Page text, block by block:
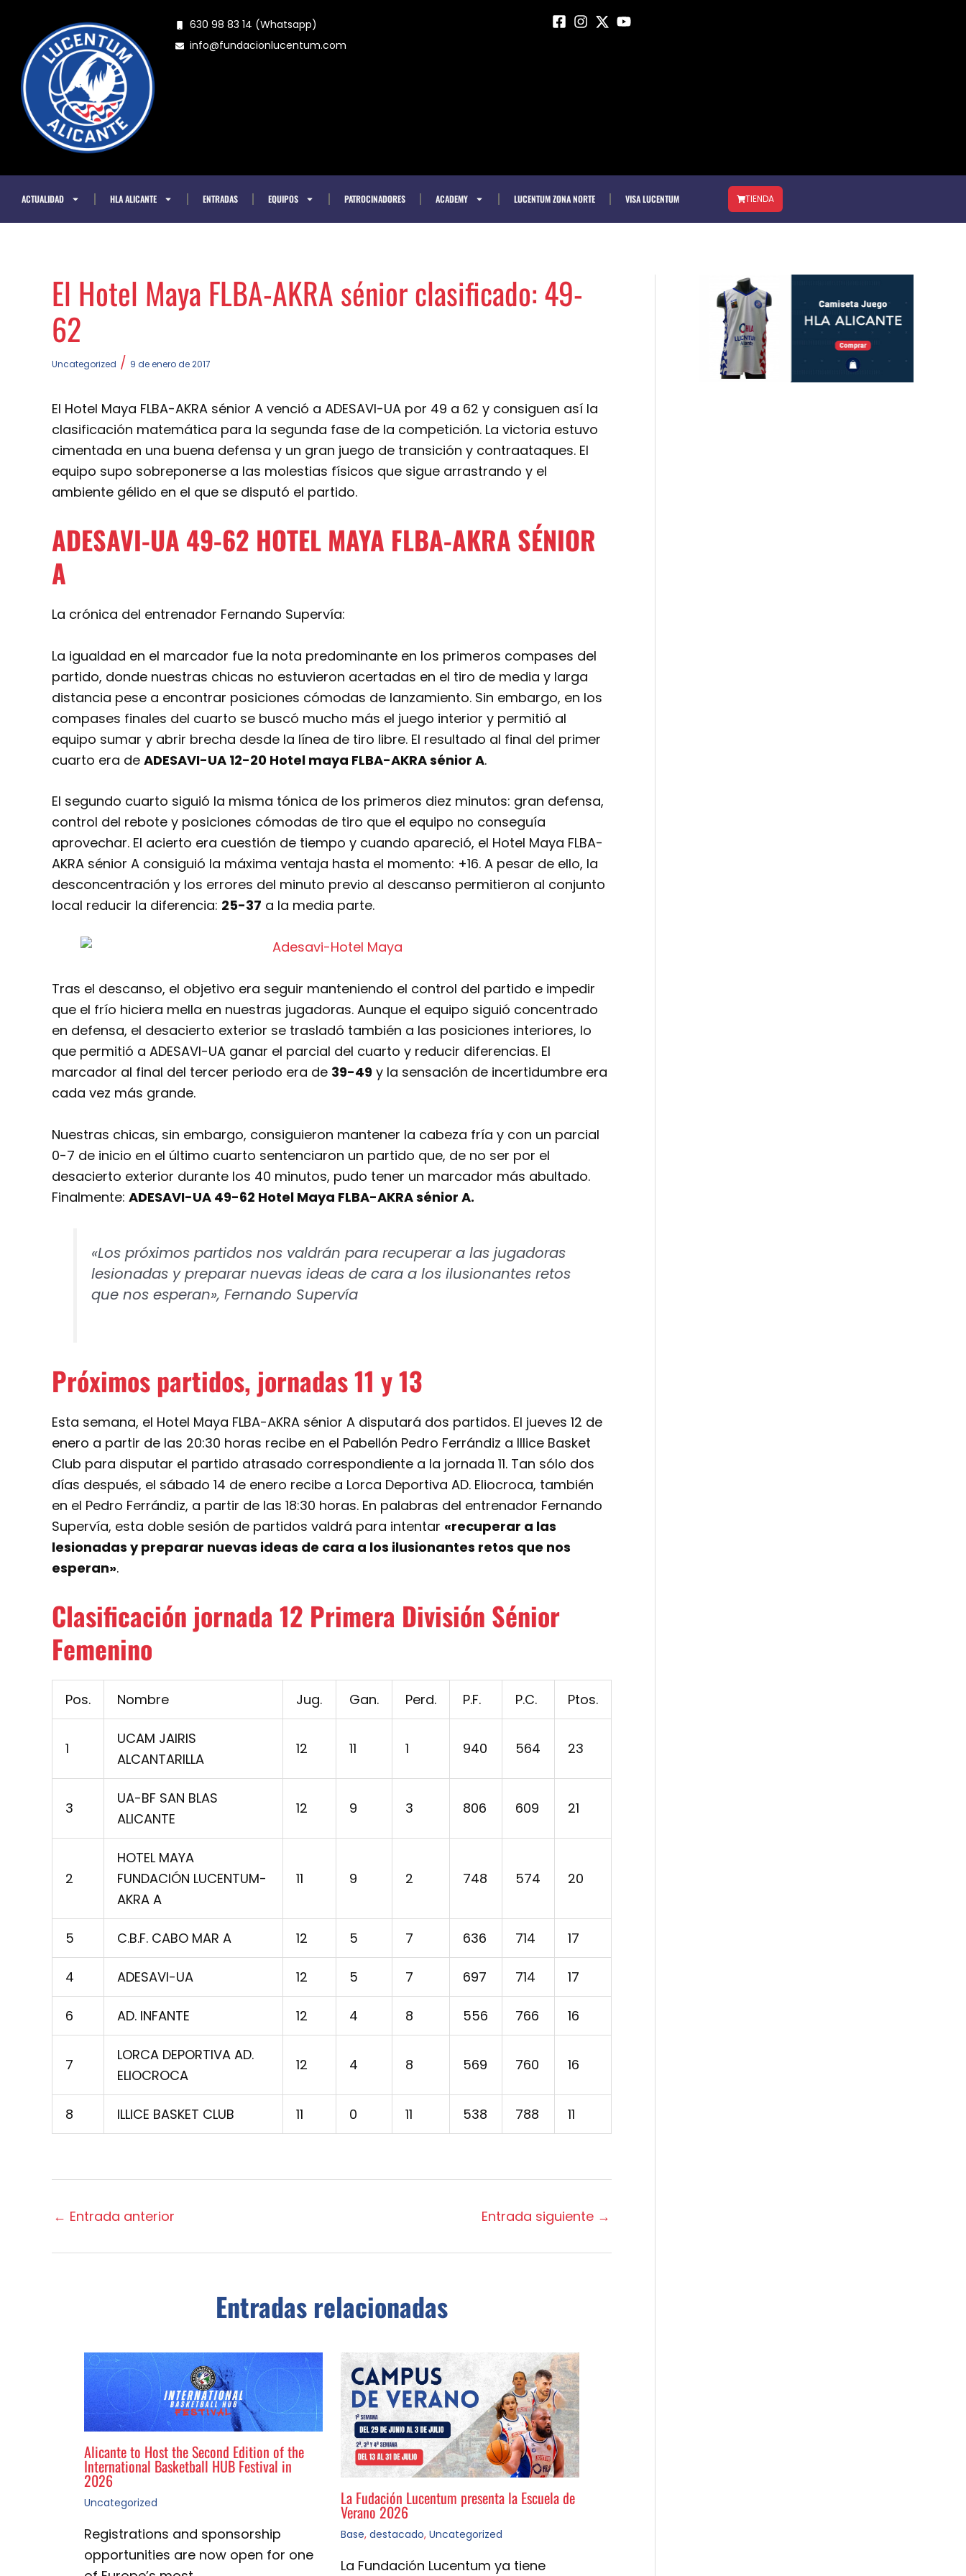
contenido
630 98 83 14 (Whatsapp)
info@fundacionlucentum.com
ACTUALIDAD HLA ALICANTE ENTRADAS EQUIPOS PATROCINADORES ACADEMY LUCENTUM ZONA NORTE VISA LUCENTUM TIENDA
El Hotel Maya FLBA-AKRA sénior clasificado: 49-
62
Uncategorized / 9 de enero de 2017
El Hotel Maya FLBA-AKRA sénior A venció a ADESAVI-UA por 49 a 62 y consiguen así la
clasificación matemática para la segunda fase de la competición. La victoria estuvo
cimentada en una buena defensa y un gran juego de transición y contraataques. El
equipo supo sobreponerse a las molestias físicos que sigue arrastrando y el
ambiente gélido en el que se disputó el partido.
ADESAVI-UA 49-62 HOTEL MAYA FLBA-AKRA SÉNIOR
A
La crónica del entrenador Fernando Supervía:
La igualdad en el marcador fue la nota predominante en los primeros compases del
partido, donde nuestras chicas no estuvieron acertadas en el tiro de media y larga
distancia pese a encontrar posiciones cómodas de lanzamiento. Sin embargo, en los
compases finales del cuarto se buscó mucho más el juego interior y permitió al
equipo sumar y abrir brecha desde la línea de tiro libre. El resultado al final del primer
cuarto era de ADESAVI-UA 12-20 Hotel maya FLBA-AKRA sénior A.
El segundo cuarto siguió la misma tónica de los primeros diez minutos: gran defensa,
control del rebote y posiciones cómodas de tiro que el equipo no conseguía
aprovechar. El acierto era cuestión de tiempo y cuando apareció, el Hotel Maya FLBA-
AKRA sénior A consiguió la máxima ventaja hasta el momento: +16. A pesar de ello, la
desconcentración y los errores del minuto previo al descanso permitieron al conjunto
local reducir la diferencia: 25-37 a la media parte.
Tras el descanso, el objetivo era seguir manteniendo el control del partido e impedir
que el frío hiciera mella en nuestras jugadoras. Aunque el equipo siguió concentrado
en defensa, el desacierto exterior se trasladó también a las posiciones interiores, lo
que permitió a ADESAVI-UA ganar el parcial del cuarto y reducir diferencias. El
marcador al final del tercer periodo era de 39-49 y la sensación de incertidumbre era
cada vez más grande.
Nuestras chicas, sin embargo, consiguieron mantener la cabeza fría y con un parcial
0-7 de inicio en el último cuarto sentenciaron un partido que, de no ser por el
desacierto exterior durante los 40 minutos, pudo tener un marcador más abultado.
Finalmente: ADESAVI-UA 49-62 Hotel Maya FLBA-AKRA sénior A.
«Los próximos partidos nos valdrán para recuperar a las jugadoras
lesionadas y preparar nuevas ideas de cara a los ilusionantes retos
que nos esperan», Fernando Supervía
Próximos partidos, jornadas 11 y 13
Esta semana, el Hotel Maya FLBA-AKRA sénior A disputará dos partidos. El jueves 12 de
enero a partir de las 20:30 horas recibe en el Pabellón Pedro Ferrándiz a Illice Basket
Club para disputar el partido atrasado correspondiente a la jornada 11. Tan sólo dos
días después, el sábado 14 de enero recibe a Lorca Deportiva AD. Eliocroca, también
en el Pedro Ferrándiz, a partir de las 18:30 horas. En palabras del entrenador Fernando
Supervía, esta doble sesión de partidos valdrá para intentar «recuperar a las
lesionadas y preparar nuevas ideas de cara a los ilusionantes retos que nos
esperan».
Clasificación jornada 12 Primera División Sénior
Femenino
Pos. Nombre Jug. Gan. Perd. P.F. P.C. Ptos.
1
UCAM JAIRIS
ALCANTARILLA
12 11 1 940 564 23
3
UA-BF SAN BLAS
ALICANTE
12 9 3 806 609 21
2
HOTEL MAYA
FUNDACIÓN LUCENTUM-
AKRA A
11 9 2 748 574 20
5 C.B.F. CABO MAR A 12 5 7 636 714 17
4 ADESAVI-UA 12 5 7 697 714 17
6 AD. INFANTE 12 4 8 556 766 16
7
LORCA DEPORTIVA AD.
ELIOCROCA
12 4 8 569 760 16
8 ILLICE BASKET CLUB 11 0 11 538 788 11
← Entrada anterior Entrada siguiente →
Entradas relacionadas
Alicante to Host the Second Edition of the
International Basketball HUB Festival in
2026
Uncategorized
Registrations and sponsorship
opportunities are now open for one
La Fudación Lucentum presenta la Escuela de
Verano 2026
Base, destacado, Uncategorized
La Fundación Lucentum ya tiene